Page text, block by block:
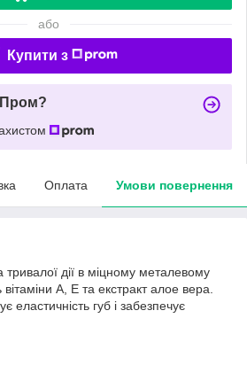
або
Купити з
Пром?
Оплата Умови повернення
дії в міцному металевому
вітаміни А, Е та екстракт алое вера.
еластичність губ і забезпечує